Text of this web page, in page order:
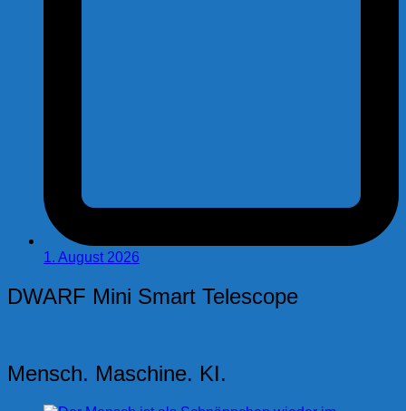
1. August 2026
DWARF Mini Smart Telescope
Mensch. Maschine. KI.